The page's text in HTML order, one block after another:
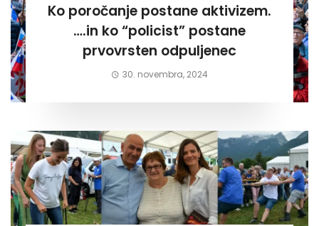
Ko poročanje postane aktivizem.
….in ko “policist” postane
prvovrsten odpuljenec
30. novembra, 2024